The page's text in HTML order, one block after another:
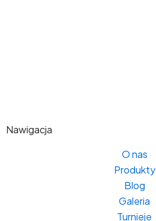
Nawigacja
O nas
Produkty
Blog
Galeria
Turnieje